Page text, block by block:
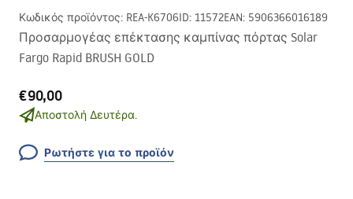
Κωδικός προϊόντος: REA-K6706ID: 11572EAN: 5906366016189
Προσαρμογέας επέκτασης καμπίνας πόρτας Solar
Fargo Rapid BRUSH GOLD
€90,00
Αποστολή Δευτέρα.
Ρωτήστε για το προϊόν